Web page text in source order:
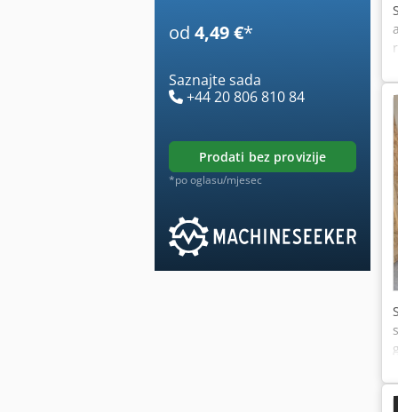
od 4,49 €*
Saznajte sada
+44 20 806 810 84
prodati bez provizije
*po oglasu/mjesec